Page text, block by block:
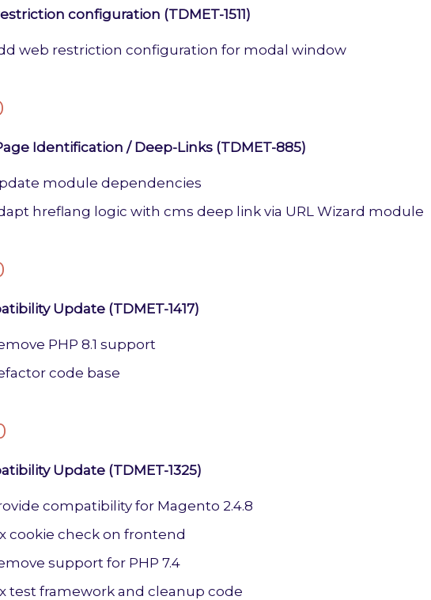
configuration (TDMET-1511)
web restriction configuration for modal window
Identification / Deep-Links (TDMET-885)
module dependencies
hreflang logic with cms deep link via URL Wizard module
Update (TDMET-1417)
PHP 8.1 support
code base
Update (TDMET-1325)
compatibility for Magento 2.4.8
cookie check on frontend
support for PHP 7.4
test framework and cleanup code